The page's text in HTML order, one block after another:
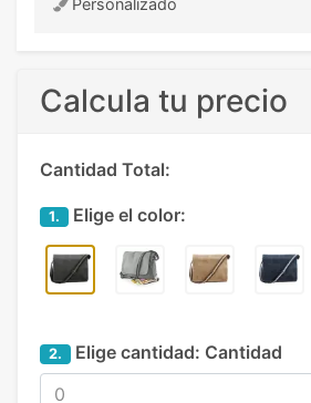
Calcula tu precio
Cantidad Total:
1. Elige el color:
2. Elige cantidad: Cantidad